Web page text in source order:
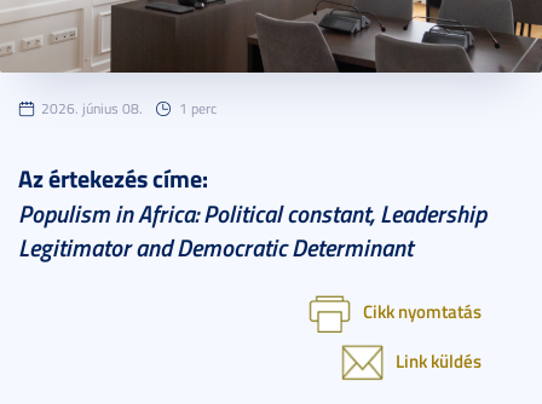
2026. június 08. 1 perc
Az értekezés címe:
Populism in Africa: Political constant, Leadership
Legitimator and Democratic Determinant
Cikk nyomtatás
Link küldés